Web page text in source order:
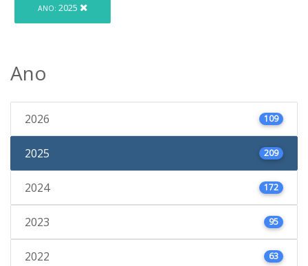
ANO: 2025
Ano
2026 109
2025 209
2024 172
2023 95
2022 63